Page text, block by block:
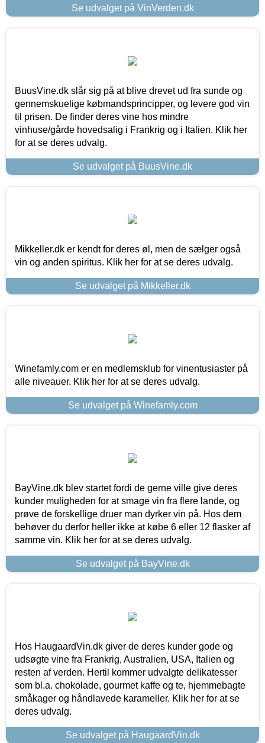
Se udvalget på VinVerden.dk
BuusVine.dk slår sig på at blive drevet ud fra sunde og
gennemskuelige købmandsprincipper, og levere god vin
til prisen. De finder deres vine hos mindre
vinhuse/gårde hovedsalig i Frankrig og i Italien. Klik her
for at se deres udvalg.
Se udvalget på BuusVine.dk
Mikkeller.dk er kendt for deres øl, men de sælger også
vin og anden spiritus. Klik her for at se deres udvalg.
Se udvalget på Mikkeller.dk
Winefamly.com er en medlemsklub for vinentusiaster på
alle niveauer. Klik her for at se deres udvalg.
Se udvalget på Winefamly.com
BayVine.dk blev startet fordi de gerne ville give deres
kunder muligheden for at smage vin fra flere lande, og
prøve de forskellige druer man dyrker vin på. Hos dem
behøver du derfor heller ikke at købe 6 eller 12 flasker af
samme vin. Klik her for at se deres udvalg.
Se udvalget på BayVine.dk
Hos HaugaardVin.dk giver de deres kunder gode og
udsøgte vine fra Frankrig, Australien, USA, Italien og
resten af verden. Hertil kommer udvalgte delikatesser
som bl.a. chokolade, gourmet kaffe og te, hjemmebagte
småkager og håndlavede karameller. Klik her for at se
deres udvalg.
Se udvalget på HaugaardVin.dk